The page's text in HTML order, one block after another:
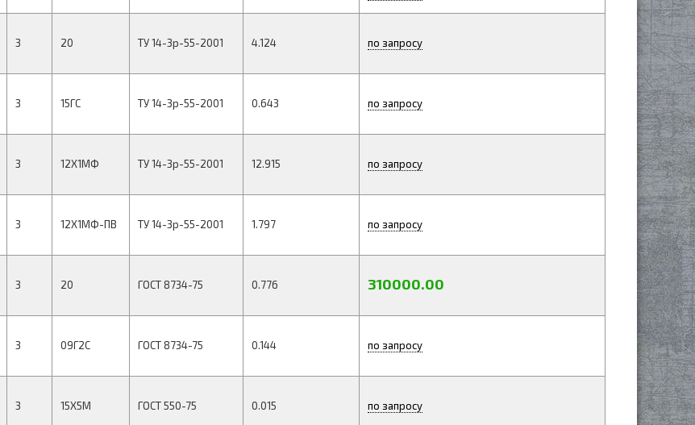
3 20 ТУ 14-3р-55-2001 4.124 по запросу
3 15ГС ТУ 14-3р-55-2001 0.643 по запросу
3 12Х1МФ ТУ 14-3р-55-2001 12.915 по запросу
3 12Х1МФ-ПВ ТУ 14-3р-55-2001 1.797 по запросу
3 20 ГОСТ 8734-75 0.776 310000.00
3 09Г2С ГОСТ 8734-75 0.144 по запросу
3 15Х5М ГОСТ 550-75 0.015 по запросу